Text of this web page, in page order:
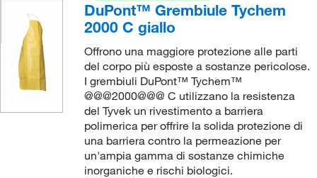
DuPont™ Grembiule Tychem
2000 C giallo
Offrono una maggiore protezione alle parti
del corpo più esposte a sostanze pericolose.
I grembiuli DuPont™ Tychem™
@@@2000@@@ C utilizzano la resistenza
del Tyvek un rivestimento a barriera
polimerica per offrire la solida protezione di
una barriera contro la permeazione per
un'ampia gamma di sostanze chimiche
inorganiche e rischi biologici.